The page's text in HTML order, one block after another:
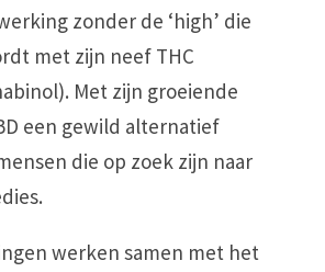
zonder de ‘high’ die
met zijn neef THC
Met zijn groeiende
een gewild alternatief
die op zoek zijn naar
werken samen met het